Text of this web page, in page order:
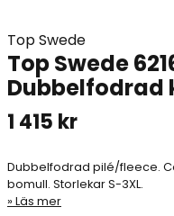
Top Swede
Top Swede
Dubbelfodrad
1 415 kr
Dubbelfodrad pilé/fleece.
bomull. Storlekar S-3XL.
Läs mer